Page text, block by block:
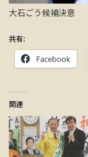
大石ごう候補決意
共有:
Facebook
関連